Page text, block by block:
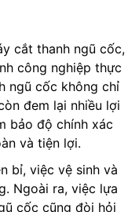
cắt thanh ngũ cốc,
công nghiệp thực
ngũ cốc không chỉ
đem lại nhiều lợi
bảo độ chính xác
và tiện lợi.
bỉ, việc vệ sinh và
Ngoài ra, việc lựa
cốc cũng đòi hỏi